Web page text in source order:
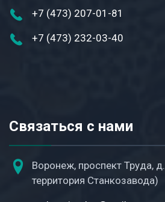
+7 (473) 207-01-81
+7 (473) 232-03-40
Связаться с нами
Воронеж, проспект Труда,
территория Станкозавода)